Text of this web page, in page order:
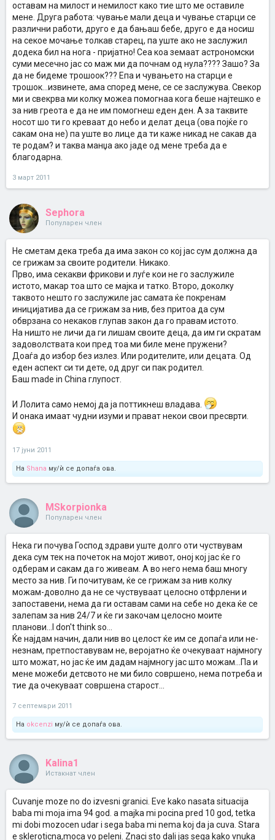
оставам на милост и немилост како тие што ме оставиле
мене. Друга работа: чување мали деца и чување старци се
различни работи, друго е да бањаш бебе, друго е да носиш
на секое мочање толкав старец, па уште ако не заслужил
додека бил на нога - пријатно! Сеа коа земаат астрономски
суми месечно јас со маж ми да почнам од нула???? Зашо? За
да не бидеме трошоок??? Епа и чувањето на старци е
трошок...извинете, ама според мене, се се заслужува. Свекор
ми и свекрва ми колку можеа помогнаа кога беше најтешко е
за нив греота е да не им помогнеш еден ден. А за таквите
носот шо ти го креваат до небо и делат деца (ова појќе го
сакам она не) па уште во лице да ти каже никад не сакав да
те родам? и таква манџа ако јаде од мене треба да е
благодарна.
3 март 2011
Sephora
Популарен член
Не сметам дека треба да има закон со кој јас сум должна да
се грижам за своите родители. Никако.
Прво, има секакви фрикови и луѓе кои не го заслужиле
истото, макар тоа што се мајка и татко. Второ, доколку
таквото нешто го заслужиле јас самата ќе покренам
иницијатива да се грижам за нив, без притоа да сум
обврзана со некаков глупав закон да го правам истото.
На ништо не личи да ги лишам своите деца, да им ги скратам
задоволствата кои пред тоа ми биле мене пружени?
Доаѓа до избор без излез. Или родителите, или децата. Од
еден аспект си ти дете, од друг си пак родител.
Баш made in China глупост.
И Лолита само немој да ја поттикнеш владава.
И онака имаат чудни изуми и прават некои свои пресврти.
17 јуни 2011
На Shana му/ѝ се допаѓа ова.
MSkorpionka
Популарен член
Нека ги почува Господ здрави уште долго оти чуствувам
дека сум тек на почеток на мојот живот, оној кој јас ќе го
одберам и сакам да го живеам. А во него нема баш многу
место за нив. Ги почитувам, ќе се грижам за нив колку
можам-доволно да не се чуствуваат целосно отфрлени и
запоставени, нема да ги оставам сами на себе но дека ќе се
залепам за нив 24/7 и ќе ги закочам целосно моите
планови...I don't think so...
Ќе најдам начин, дали нив во целост ќе им се допаѓа или не-
незнам, претпоставувам не, веројатно ќе очекуваат најмногу
што можат, но јас ќе им дадам најмногу јас што можам...Па и
мене можеби детсвото не ми било совршено, нема потреба и
тие да очекуваат совршена старост...
7 септември 2011
На okcenzi му/ѝ се допаѓа ова.
Kalina1
Истакнат член
Cuvanje moze no do izvesni granici. Eve kako nasata situacija
baba mi moja ima 94 god. a majka mi pocina pred 10 god, tetka
mi dobi mozocen udar i sega baba mi nema koj da ja cuva. Stara
e skleroticna,moca vo peleni. Znaci sto dali jas sega kako vnuka